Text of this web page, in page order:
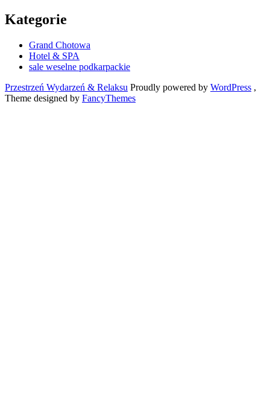
Kategorie
Grand Chotowa
Hotel & SPA
sale weselne podkarpackie
Przestrzeń Wydarzeń & Relaksu Proudly powered by WordPress ,
Theme designed by FancyThemes